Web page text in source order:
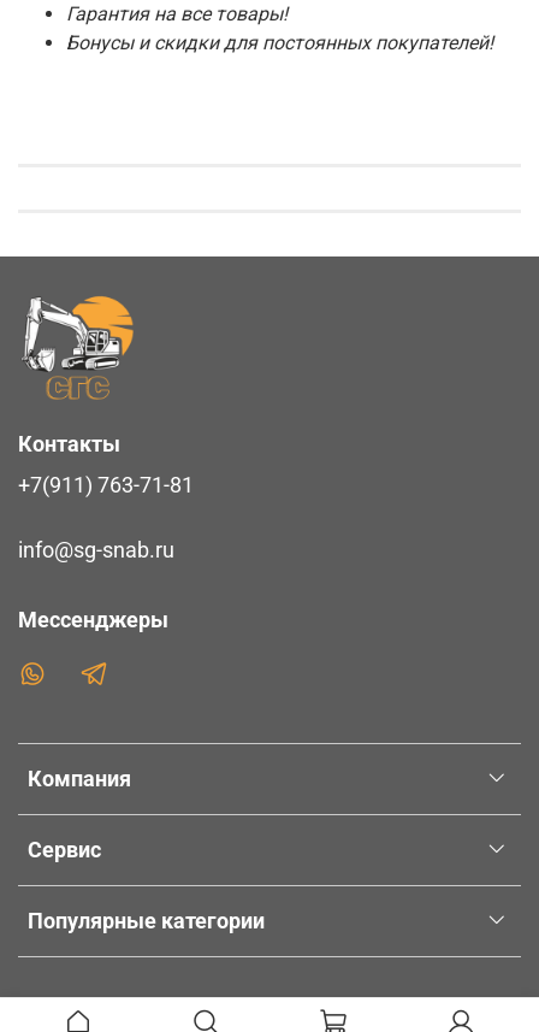
Гарантия на все товары!
Бонусы и скидки для постоянных покупателей!
Компания
Сервис
Популярные категории
Контакты
+7(911) 763-71-81
info@sg-snab.ru
Мессенджеры